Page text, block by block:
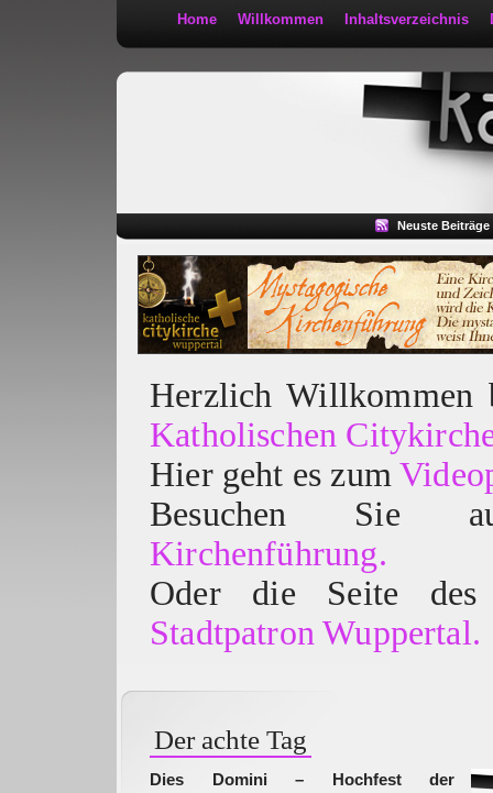
Home Willkommen Inhaltsverzeichnis
Neuste Beiträge
Herzlich
Katholischen
Hier geht es zum
Besuchen
Kirchenführung.
Oder die Seite des
Stadtpatron Wuppertal.
Der achte Tag
Dies Domini – Hochfest der